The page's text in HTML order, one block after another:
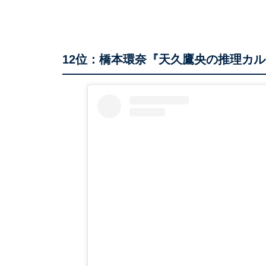
12位：橋本環奈『天久鷹央の推理カ